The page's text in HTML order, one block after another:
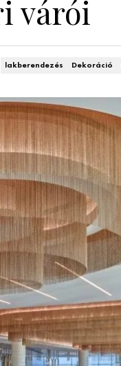
várói
lakberendezés Dekoráció